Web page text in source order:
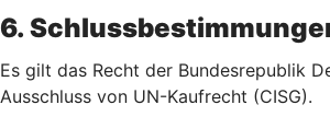
6.
Es gilt das Recht der Bundesrepublik
Ausschluss von UN-Kaufrecht (CISG).